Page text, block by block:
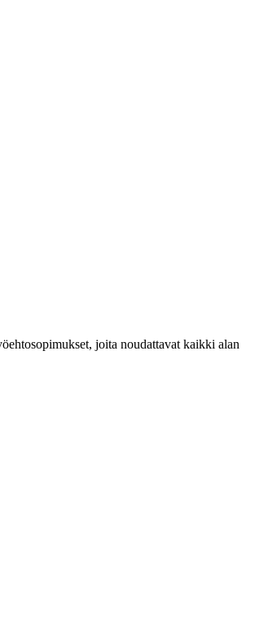
joita noudattavat kaikki alan